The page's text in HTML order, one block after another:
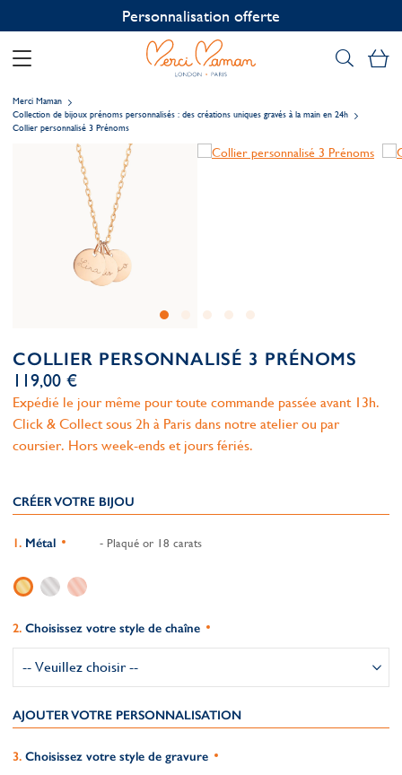
Personnalisation offerte
Merci Maman
Collection de bijoux prénoms personnalisés : des créations uniques gravés à la main en 24h
Collier personnalisé 3 Prénoms
COLLIER PERSONNALISÉ 3 PRÉNOMS
119,00 €
Expédié le jour même pour toute commande passée avant 13h.
Click & Collect sous 2h à Paris dans notre atelier ou par
coursier. Hors week-ends et jours fériés.
CRÉER VOTRE BIJOU
Métal - Plaqué or 18 carats
Choisissez votre style de chaîne
AJOUTER VOTRE PERSONNALISATION
Choisissez votre style de gravure